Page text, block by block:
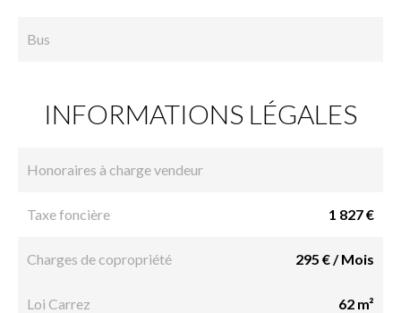
Bus
INFORMATIONS LÉGALES
Honoraires à charge vendeur
Taxe foncière 1 827 €
Charges de copropriété 295 € / Mois
Loi Carrez 62 m²